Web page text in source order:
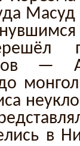
Масуд
—
в